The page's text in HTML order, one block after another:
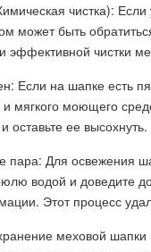
чистка):
может быть
эффективной чистки
Если на шапке есть
и мягкого моющего
оставьте ее высохнуть.
пара: Для освежения
водой и доведите
Этот процесс
меховой